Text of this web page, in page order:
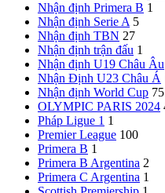
Nhận định Primera B 1
Nhận định Serie A 5
Nhận định TBN 27
Nhận định trận đấu 1
Nhận định U19 Châu Âu
Nhận Định U23 Châu Á
Nhận định World Cup 75
OLYMPIC PARIS 2024
Pháp Ligue 1 1
Premier League 100
Primera B 1
Primera B Argentina 2
Primera C Argentina 1